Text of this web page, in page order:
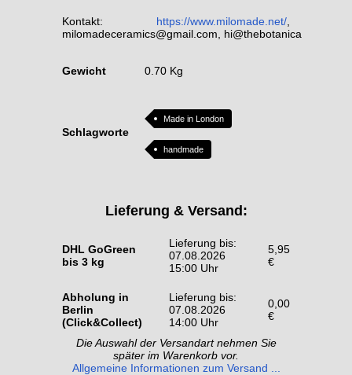
Kontakt: https://www.milomade.net/
milomadeceramics@gmail.com,
Gewicht 0.70 Kg
Schlagworte
Made in London
handmade
Lieferung & Versand:
DHL GoGreen
bis 3 kg
Lieferung bis:
07.08.2026
15:00 Uhr
5,95
€
Abholung in
Berlin
(Click&Collect)
Lieferung bis:
07.08.2026
14:00 Uhr
0,00
€
Die Auswahl der Versandart nehmen Sie
später im Warenkorb vor.
Allgemeine Informationen zum Versand ...